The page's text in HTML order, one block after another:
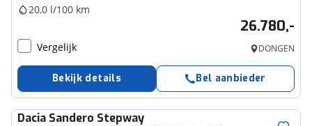
20,0 l/100 km
26.780,-
Vergelijk DONGEN
Bekijk details Bel aanbieder
Dacia Sandero Stepway